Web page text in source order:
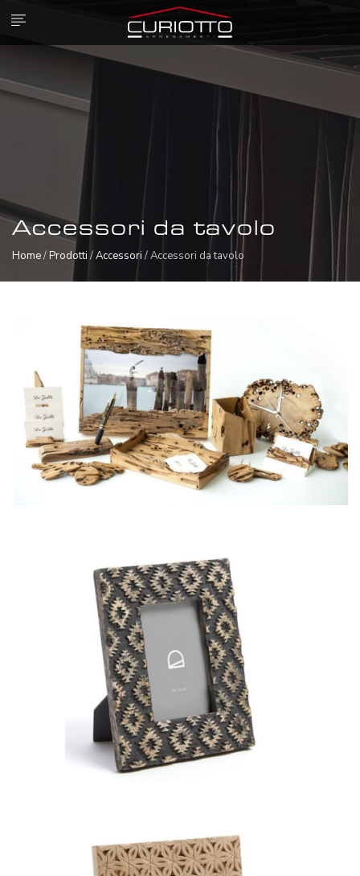
Accessori da tavolo
Home/ Prodotti /Accessori / Accessori da tavolo